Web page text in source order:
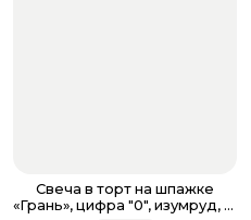
Свеча в торт на шпажке
«‎Грань», цифра "0", изумруд, 13